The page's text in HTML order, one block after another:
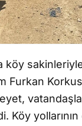
köy
Furkan
Köy